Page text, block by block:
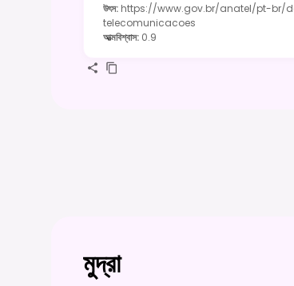
উৎস: https://www.gov.br/anatel/pt-
telecomunicacoes
আত্মবিশ্বাস: 0.9
মুদ্রা